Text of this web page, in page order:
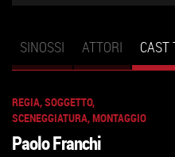
Schede primarie
SINOSSI ATTORI CAST
REGIA, SOGGETTO,
SCENEGGIATURA, MONTAGGIO
Paolo Franchi